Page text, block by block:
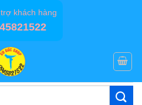
khách hàng